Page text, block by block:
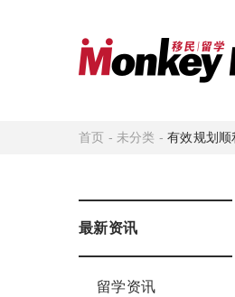
首页 - 未分类 -有效规划顺
最新资讯
留学资讯